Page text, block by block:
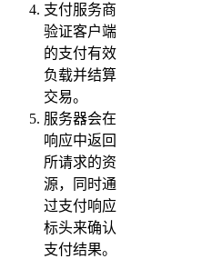
支付服务商
验证客户端
的支付有效
负载并结算
交易。
服务器会在
响应中返回
所请求的资
源，同时通
过支付响应
标头来确认
支付结果。